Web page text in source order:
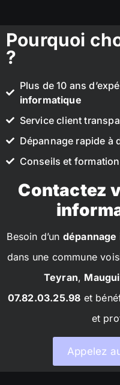
Pourquoi
?
Plus de 10 ans
informatique
Service client
Dépannage rapide à
Conseils et
Contactez
Besoin d’un
dans une commune
Teyran,
07.82.03.25.98 et
et
Appelez